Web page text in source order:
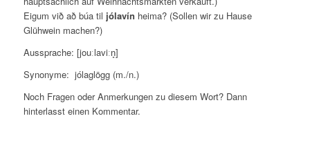
Eigum við að búa til jólavín heima? (Sollen wir zu Hause
Glühwein machen?)
Aussprache: [jouːlaviːn̥]
Synonyme: jólaglögg (m./n.)
Noch Fragen oder Anmerkungen zu diesem Wort? Dann
hinterlasst einen Kommentar.